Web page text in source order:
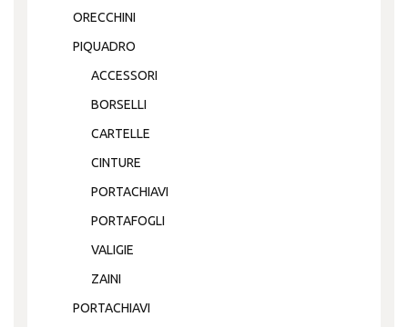
ORECCHINI
PIQUADRO
ACCESSORI
BORSELLI
CARTELLE
CINTURE
PORTACHIAVI
PORTAFOGLI
VALIGIE
ZAINI
PORTACHIAVI